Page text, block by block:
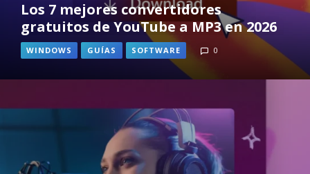
Los 7 mejores convertidores
gratuitos de YouTube a MP3 en 2026
WINDOWS GUÍAS SOFTWARE 0